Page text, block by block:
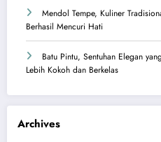
Mendol Tempe, Kuliner
Berhasil Mencuri Hati
Batu Pintu, Sentuhan Elegan
Lebih Kokoh dan Berkelas
Archives